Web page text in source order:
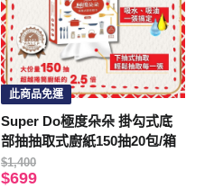
此商品免運
Super Do極度朵朵 掛勾式底
部抽抽取式廚紙150抽20包/箱
$1,400
$699